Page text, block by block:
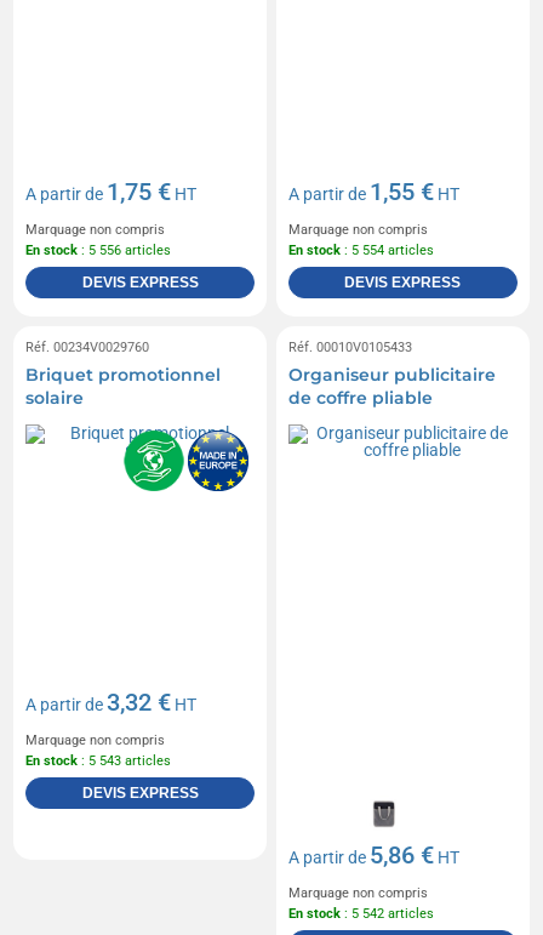
A partir de 1,75 € HT
Marquage non compris
En stock : 5 556 articles
DEVIS EXPRESS
A partir de 1,55 € HT
Marquage non compris
En stock : 5 554 articles
DEVIS EXPRESS
Réf. 00234V0029760
Briquet promotionnel
solaire
A partir de3,32 € HT
Marquage non compris
En stock : 5 543 articles
DEVIS EXPRESS
Réf. 00010V0105433
Organiseur publicitaire
de coffre pliable
A partir de 5,86 € HT
Marquage non compris
En stock : 5 542 articles